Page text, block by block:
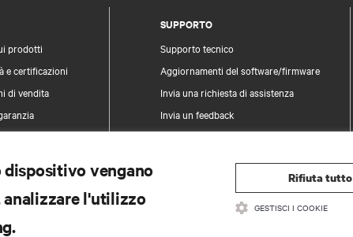
prodotti
e certificazioni
di vendita
SUPPORTO
Supporto tecnico
Aggiornamenti del software/firmware
Invia una richiesta di assistenza
Invia un feedback
Informazioni e sicurezza e dei prodotti
Segnala un problema di sicurezza
vengano
l'utilizzo
Rifiuta tutto
GESTISCI I COOKIE